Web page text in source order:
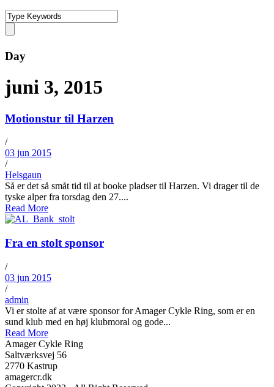
Day
juni 3, 2015
Motionstur til Harzen
/
03 jun 2015
/
Helsgaun
Så er det så småt tid til at booke pladser til Harzen. Vi drager til de
tyske alper fra torsdag den 27....
Read More
Fra en stolt sponsor
/
03 jun 2015
/
admin
Vi er stolte af at være sponsor for Amager Cykle Ring, som er en
sund klub med en høj klubmoral og gode...
Read More
Amager Cykle Ring
Saltværksvej 56
2770 Kastrup
amagercr.dk